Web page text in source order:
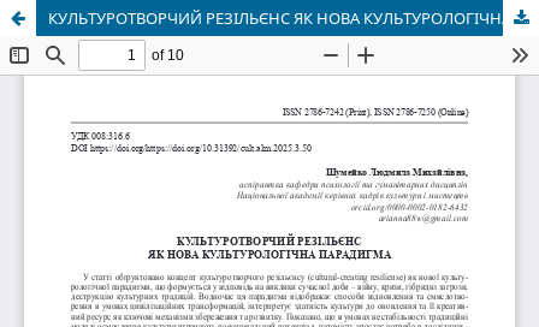
КУЛЬТУРОТВОРЧИЙ РЕЗІЛЬЄНС ЯК НОВА КУЛЬТУРОЛОГІЧНА ПАРАДИГМА